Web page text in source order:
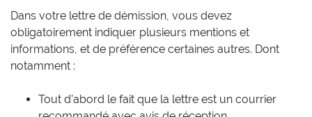
Dans votre lettre de démission, vous devez
obligatoirement indiquer plusieurs mentions et
informations, et de préférence certaines autres. Dont
notamment :
Tout d’abord le fait que la lettre est un courrier